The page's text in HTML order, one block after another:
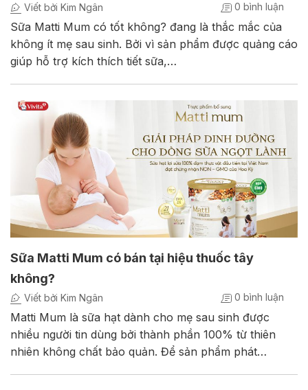
Viết bởi Kim Ngân 0 bình luận
Sữa Matti Mum có tốt không? đang là thắc mắc của
không ít mẹ sau sinh. Bởi vì sản phẩm được quảng cáo
giúp hỗ trợ kích thích tiết sữa,…
Sữa Matti Mum có bán tại hiệu thuốc tây
không?
Viết bởi Kim Ngân 0 bình luận
Matti Mum là sữa hạt dành cho mẹ sau sinh được
nhiều người tin dùng bởi thành phần 100% từ thiên
nhiên không chất bảo quản. Để sản phẩm phát…